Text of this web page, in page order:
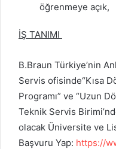
öğrenmeye açık,
İŞ TANIMI
B.Braun Türkiye’nin
Servis ofisinde“Kısa
Programı” ve “Uzun
Teknik Servis
olacak Üniversite ve
Başvuru Yap: https://